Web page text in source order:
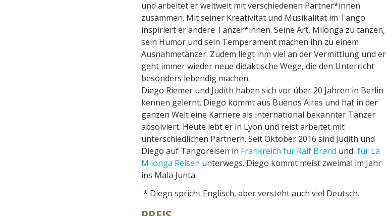
und arbeitet er weltweit mit verschiedenen Partner*innen
zusammen. Mit seiner Kreativität und Musikalität im Tango
inspiriert er andere Tänzer*innen. Seine Art, Milonga zu tanzen,
sein Humor und sein Temperament machen ihn zu einem
Ausnahmetänzer. Zudem liegt ihm viel an der Vermittlung und er
geht immer wieder neue didaktische Wege, die den Unterricht
besonders lebendig machen.
Diego Riemer und Judith haben sich vor über 20 Jahren in Berlin
kennen gelernt. Diego kommt aus Buenos Aires und hat in der
ganzen Welt eine Karriere als international bekannter Tänzer
absolviert. Heute lebt er in Lyon und reist arbeitet mit
unterschiedlichen Partnern. Seit Oktober 2016 sind Judith und
Diego auf Tangoreisen in Frankreich für Ralf Brand und für La
Milonga Reisen unterwegs. Diego kommt meist zweimal im Jahr
ins Mala Junta.
* Diego spricht Englisch, aber versteht auch viel Deutsch.